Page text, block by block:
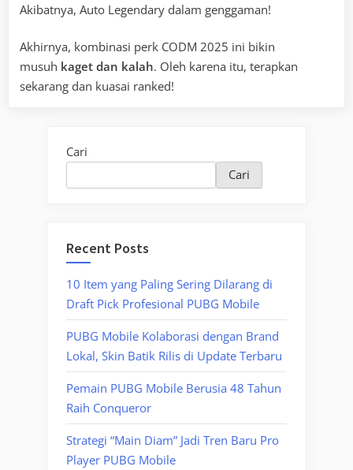
Akibatnya, Auto Legendary dalam genggaman!
Akhirnya, kombinasi perk CODM 2025 ini bikin
musuh kaget dan kalah. Oleh karena itu, terapkan
sekarang dan kuasai ranked!
Cari
Cari
Recent Posts
10 Item yang Paling Sering Dilarang di
Draft Pick Profesional PUBG Mobile
PUBG Mobile Kolaborasi dengan Brand
Lokal, Skin Batik Rilis di Update Terbaru
Pemain PUBG Mobile Berusia 48 Tahun
Raih Conqueror
Strategi “Main Diam” Jadi Tren Baru Pro
Player PUBG Mobile